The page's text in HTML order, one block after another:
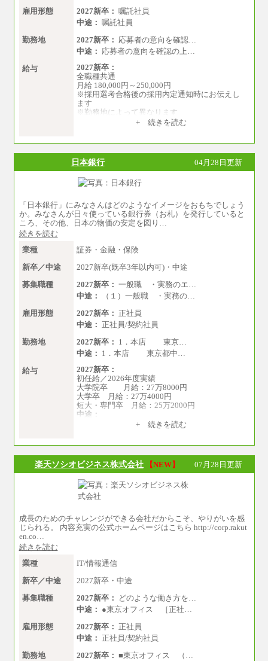
雇用形態 2027新卒： 嘱託社員
中途： 嘱託社員
勤務地
2027新卒： 応募者の意向を確認…
中途： 応募者の意向を確認の上…
給与
2027新卒：
全職種共通
月給 180,000円～250,000円
※採用選考合格後の採用内定通知時にお伝えし
ます
※勤務地によって異なります
入社時の処遇は経験・能力を考慮の上、当社規
程により決定します。
時にお伝えします。
+ 続きを読む
日本銀行 04月28日更新
「日本銀行」にみなさんはどのようなイメージをおもちでしょう
か。みなさんが日々使っている銀行券（お札）を発行していると
ころ、その他、日本の物価の安定を図り…
続きを読む
業種
証券・金融・保険
新卒／中途
2027新卒(既卒3年以内可)・中途
募集職種
2027新卒： 一般職 ・実務のエ…
中途：
（１）一般職 ・実務の…
雇用形態
2027新卒： 正社員
中途： 正社員/契約社員
勤務地
2027新卒： 1．本店 東京…
中途： 1．本店 東京都中…
給与
2027新卒：
初任給／2026年度実績
大学院卒 月給：27万8000円
大学卒 月給：27万4000円
短大・専門卒 月給：25万2000円
中途：
（１）（２）共通+ 続きを読む
楽天ソシオビジネス株式会社 【NEW】 07月28日更新
成長のためのチャレンジができる会社だからこそ、やりがいを感
じられる。 内容充実の公式ホームページはこちら http://corp.rakut
en.co…
続きを読む
業種
IT/情報通信
新卒／中途
2027新卒・中途
募集職種
2027新卒：
どのような働き方を…
中途： ●東京オフィス ［正社…
雇用形態
2027新卒： 正社員
中途： 正社員/契約社員
勤務地
2027新卒： ■東京オフィス （…